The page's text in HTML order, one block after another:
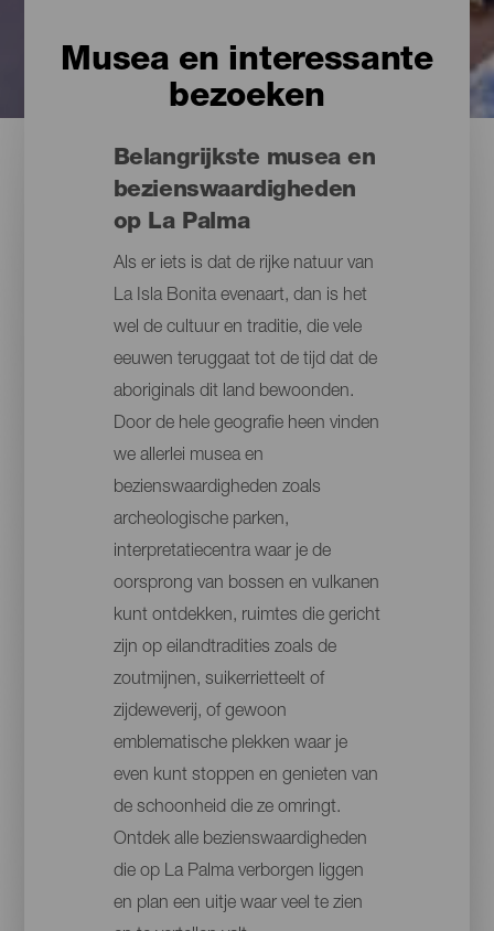
Musea en interessante
bezoeken
Belangrijkste musea en
bezienswaardigheden
op La Palma
Als er iets is dat de rijke natuur van
La Isla Bonita evenaart, dan is het
wel de cultuur en traditie, die vele
eeuwen teruggaat tot de tijd dat de
aboriginals dit land bewoonden.
Door de hele geografie heen vinden
we allerlei musea en
bezienswaardigheden zoals
archeologische parken,
interpretatiecentra waar je de
oorsprong van bossen en vulkanen
kunt ontdekken, ruimtes die gericht
zijn op eilandtradities zoals de
zoutmijnen, suikerrietteelt of
zijdeweverij, of gewoon
emblematische plekken waar je
even kunt stoppen en genieten van
de schoonheid die ze omringt.
Ontdek alle bezienswaardigheden
die op La Palma verborgen liggen
en plan een uitje waar veel te zien